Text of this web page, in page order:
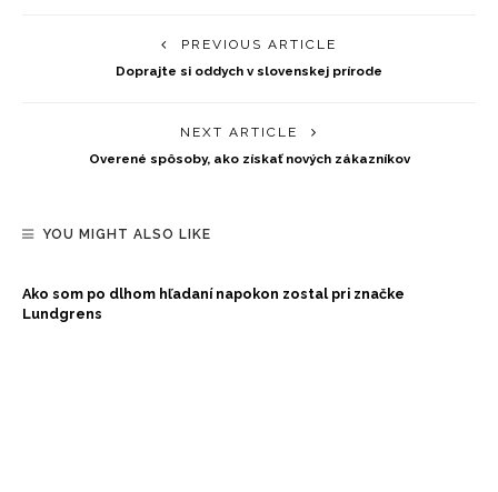
PREVIOUS ARTICLE
Doprajte si oddych v slovenskej prírode
NEXT ARTICLE
Overené spôsoby, ako získať nových zákazníkov
YOU MIGHT ALSO LIKE
Ako som po dlhom hľadaní napokon zostal pri značke
Lundgrens